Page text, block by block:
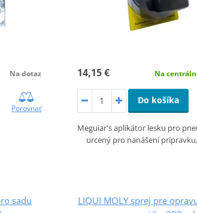
Na dotaz
Porovnať
14,15 € Na
Do košíka
Meguiar's aplikátor lesku pro
urcený pro nanášení
sadu
LIQUI MOLY sprej pre